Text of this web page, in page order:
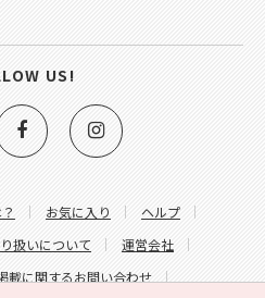
お気に入り
ヘルプ
扱いについて
運営会社
載に関するお問い合わせ
US!